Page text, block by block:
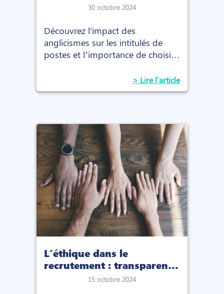
30 octobre 2024
Découvrez l'impact des
anglicismes sur les intitulés de
postes et l’importance de choisir
les talents en entreprise.> Lire l'article
L’éthique dans le
recrutement : transparence
et responsabilité
15 octobre 2024